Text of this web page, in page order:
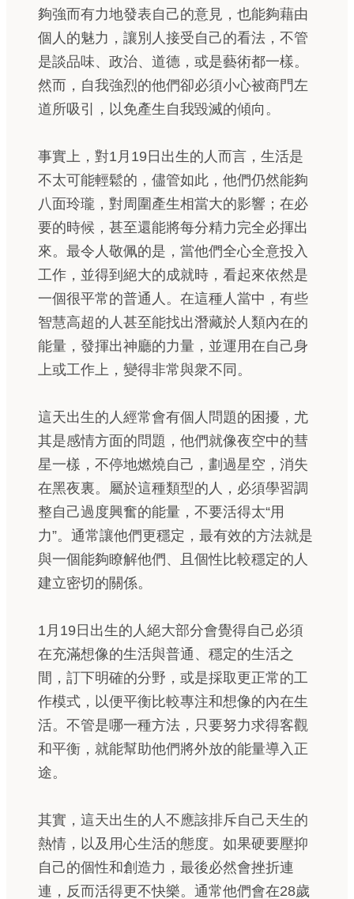
夠強而有力地發表自己的意見，也能夠藉由
個人的魅力，讓別人接受自己的看法，不管
是談品味、政治、道德，或是藝術都一樣。
然而，自我強烈的他們卻必須小心被商門左
道所吸引，以免產生自我毀滅的傾向。
事實上，對1月19日出生的人而言，生活是
不太可能輕鬆的，儘管如此，他們仍然能夠
八面玲瓏，對周圍產生相當大的影響；在必
要的時候，甚至還能將每分精力完全必揮出
來。最令人敬佩的是，當他們全心全意投入
工作，並得到絕大的成就時，看起來依然是
一個很平常的普通人。在這種人當中，有些
智慧高超的人甚至能找出潛藏於人類內在的
能量，發揮出神廳的力量，並運用在自己身
上或工作上，變得非常與衆不同。
這天出生的人經常會有個人問題的困擾，尤
其是感情方面的問題，他們就像夜空中的彗
星一樣，不停地燃燒自己，劃過星空，消失
在黑夜裏。屬於這種類型的人，必須學習調
整自己過度興奮的能量，不要活得太“用
力”。通常讓他們更穩定，最有效的方法就是
與一個能夠瞭解他們、且個性比較穩定的人
建立密切的關係。
1月19日出生的人絕大部分會覺得自己必須
在充滿想像的生活與普通、穩定的生活之
間，訂下明確的分野，或是採取更正常的工
作模式，以便平衡比較專注和想像的內在生
活。不管是哪一種方法，只要努力求得客觀
和平衡，就能幫助他們將外放的能量導入正
途。
其實，這天出生的人不應該排斥自己天生的
熱情，以及用心生活的態度。如果硬要壓抑
自己的個性和創造力，最後必然會挫折連
連，反而活得更不快樂。通常他們會在28歲